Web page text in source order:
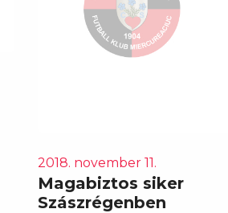
2018. november 11.
Magabiztos siker
Szászrégenben